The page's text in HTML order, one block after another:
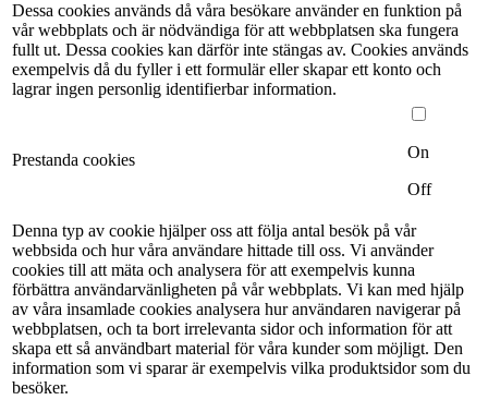
Dessa cookies används då våra besökare använder en funktion på
vår webbplats och är nödvändiga för att webbplatsen ska fungera
fullt ut. Dessa cookies kan därför inte stängas av. Cookies används
exempelvis då du fyller i ett formulär eller skapar ett konto och
lagrar ingen personlig identifierbar information.
Prestanda cookies
On
Off
Denna typ av cookie hjälper oss att följa antal besök på vår
webbsida och hur våra användare hittade till oss. Vi använder
cookies till att mäta och analysera för att exempelvis kunna
förbättra användarvänligheten på vår webbplats. Vi kan med hjälp
av våra insamlade cookies analysera hur användaren navigerar på
webbplatsen, och ta bort irrelevanta sidor och information för att
skapa ett så användbart material för våra kunder som möjligt. Den
information som vi sparar är exempelvis vilka produktsidor som du
besöker.